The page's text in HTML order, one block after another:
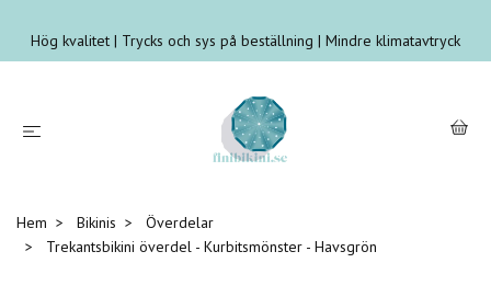
Hög kvalitet | Trycks och sys på beställning | Mindre klimatavtryck
Hem Bikinis
Överdelar
Trekantsbikini överdel - Kurbitsmönster - Havsgrön